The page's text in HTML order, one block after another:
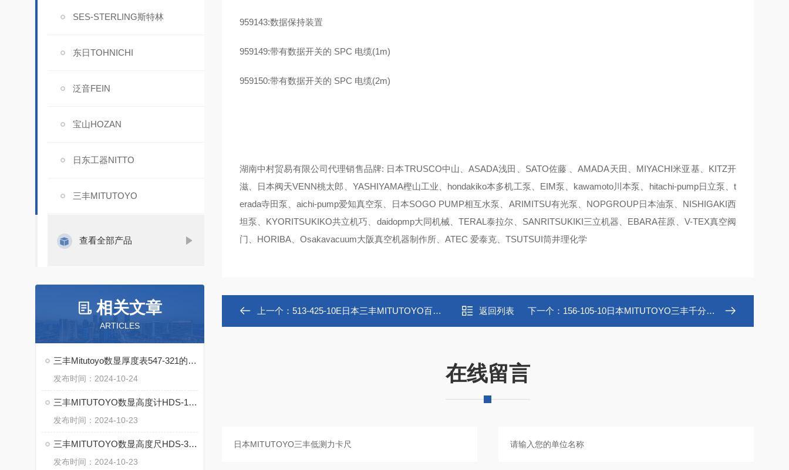
SES-STERLING斯特林
东日TOHNICHI
泛音FEIN
宝山HOZAN
日东工器NITTO
三丰MITUTOYO
查看全部产品
相关文章
ARTICLES
三丰Mitutoyo数显厚度表547-321的特点
发布时间：2024-10-24
三丰MITUTOYO数显高度计HDS-100C的技术参数
发布时间：2024-10-23
三丰MITUTOYO数显高度尺HDS-30CX的特征
发布时间：2024-10-23
959143:数据保持装置
959149:带有数据开关的 SPC 电缆(1m)
959150:带有数据开关的 SPC 电缆(2m)
湖南中村贸易有限公司代理销售品牌: 日本TRUSCO中山、ASADA浅田、SATO佐藤 、AMADA天田、MIYACHI米亚基、KITZ开
滋、日本阀天VENN桃太郎、YASHIYAMA樫山工业、hondakiko本多机工泵、EIM泵、kawamoto川本泵、hitachi-pump日立泵、t
erada寺田泵、aichi-pump爱知真空泵、日本SOGO PUMP相互水泵、ARIMITSU有光泵、NOPGROUP日本油泵、NISHIGAKI西
坦泵、KYORITSUKIKO共立机巧、daidopmp大同机械、TERAL泰拉尔、SANRITSUKIKI三立机器、EBARA荏原、V-TEX真空阀
门、HORIBA、Osakavacuum大阪真空机器制作所、ATEC 爱泰克、TSUTSUI筒井理化学
上一个： 513-425-10E日本三丰MITUTOYO百分表ID-SX2数显指示表 返回列表 下一个： 156-105-10日本MITUTOYO三丰千分尺台架
在线留言